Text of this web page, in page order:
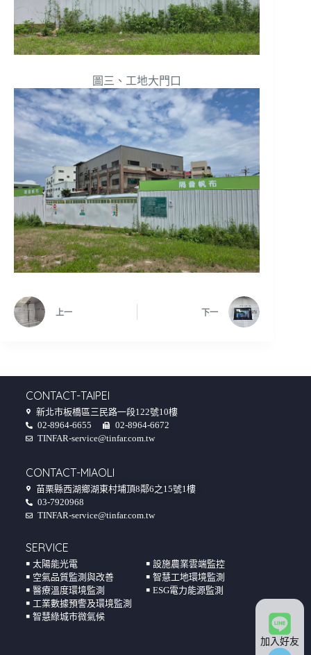
圖三、工地大門口
上一 下一
CONTACT-TAIPEI
新北市板橋區三民路一段122號10樓
02-8964-6655
02-8964-6672
TINFAR-service@tinfar.com.tw
加入好友
CONTACT-MIAOLI
苗栗縣西湖鄉湖東村埔頂8鄰6之15號1樓
03-7920968
TINFAR-service@tinfar.com.tw
SERVICE
￭ 太陽能光電
￭ 空氣品質監測與改善
￭ 醫療溫度環境監測
￭ 工業數據預警及環境監測
￭ 智慧綠城市微氣候
￭ 設施農業雲端監控
￭ 智慧工地環境監測
￭ ESG電力能源監測